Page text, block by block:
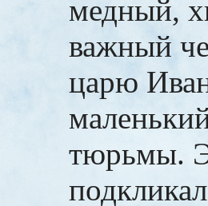
медный,
важный
царю
тюрьмы.